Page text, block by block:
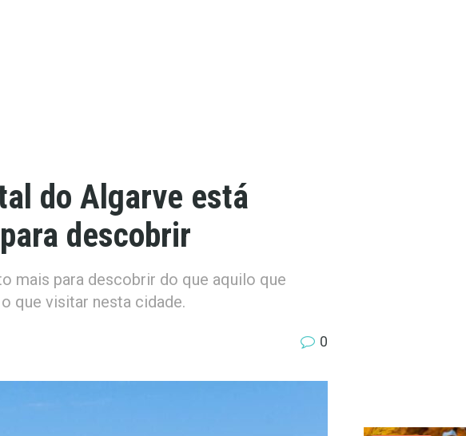
do Algarve está
descobrir
mais para descobrir do que aquilo que
que visitar nesta cidade.
0